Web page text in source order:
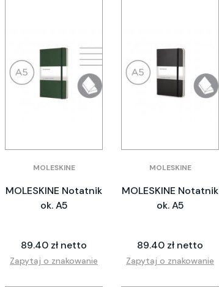
MOLESKINE
MOLESKINE Notatnik
ok. A5
89.40 zł netto
Zapytaj o znakowanie
MOLESKINE
MOLESKINE Notatnik
ok. A5
89.40 zł netto
Zapytaj o znakowanie